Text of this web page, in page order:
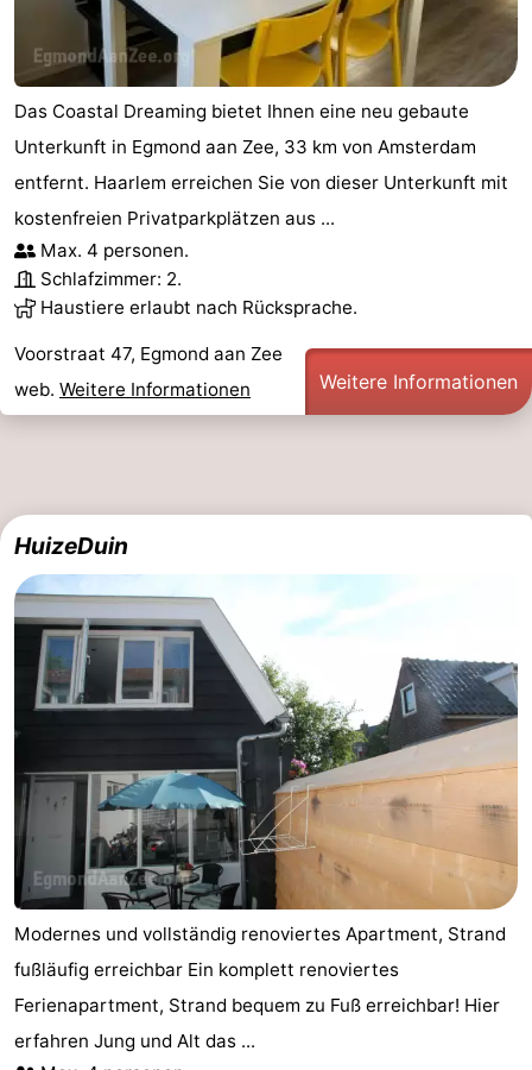
Das Coastal Dreaming bietet Ihnen eine neu gebaute
Unterkunft in Egmond aan Zee, 33 km von Amsterdam
entfernt. Haarlem erreichen Sie von dieser Unterkunft mit
kostenfreien Privatparkplätzen aus ...
Max. 4 personen.
Schlafzimmer: 2.
Haustiere erlaubt nach Rücksprache.
Voorstraat 47, Egmond aan Zee
web. Weitere Informationen Weitere Informationen
HuizeDuin
Modernes und vollständig renoviertes Apartment, Strand
fußläufig erreichbar Ein komplett renoviertes
Ferienapartment, Strand bequem zu Fuß erreichbar! Hier
erfahren Jung und Alt das ...